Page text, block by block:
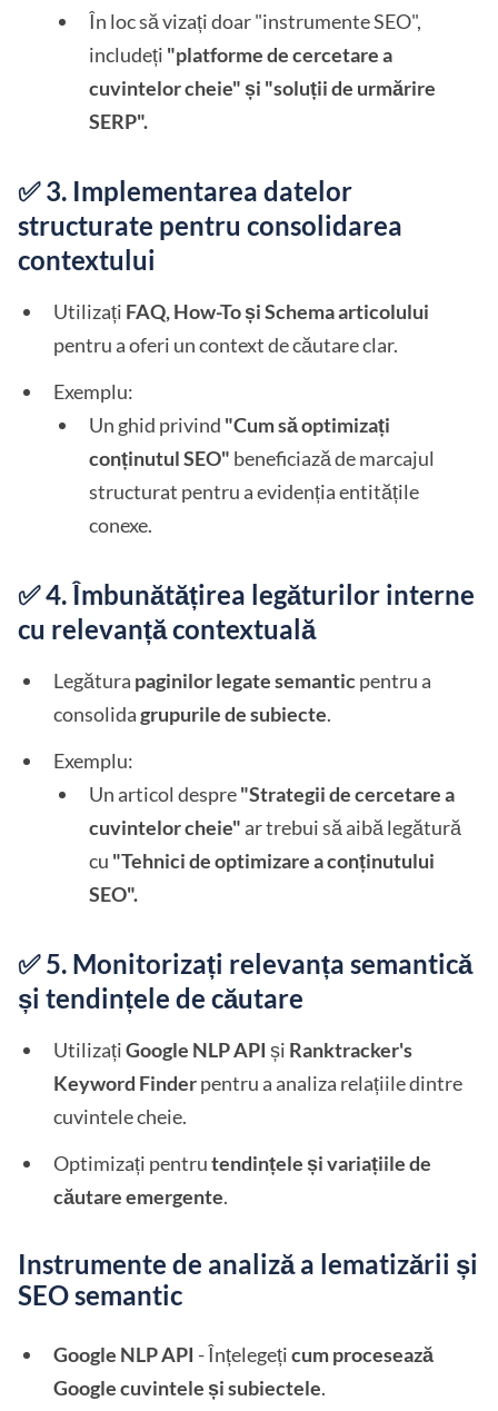
În loc să vizați doar "instrumente SEO",
includeți "platforme de cercetare a
cuvintelor cheie" și "soluții de urmărire
SERP".
✅ 3. Implementarea datelor
structurate pentru consolidarea
contextului
Utilizați FAQ, How-To și Schema articolului
pentru a oferi un context de căutare clar.
Exemplu:
Un ghid privind "Cum să optimizați
conținutul SEO" beneficiază de marcajul
structurat pentru a evidenția entitățile
conexe.
✅ 4. Îmbunătățirea legăturilor interne
cu relevanță contextuală
Legătura paginilor legate semanticpentru a
consolidagrupurile de subiecte.
Exemplu:
Un articol despre"Strategii de cercetare a
cuvintelor cheie" ar trebui să aibă legătură
cu "Tehnici de optimizare a conținutului
SEO".
✅ 5. Monitorizați relevanța semantică
și tendințele de căutare
UtilizațiGoogle NLP API și Ranktracker's
Keyword Finderpentru a analiza relațiile dintre
cuvintele cheie.
Optimizați pentrutendințele și variațiile de
căutare emergente.
Instrumente de analiză a lematizării și
SEO semantic
Google NLP API - Înțelegețicum procesează
Google cuvintele și subiectele.